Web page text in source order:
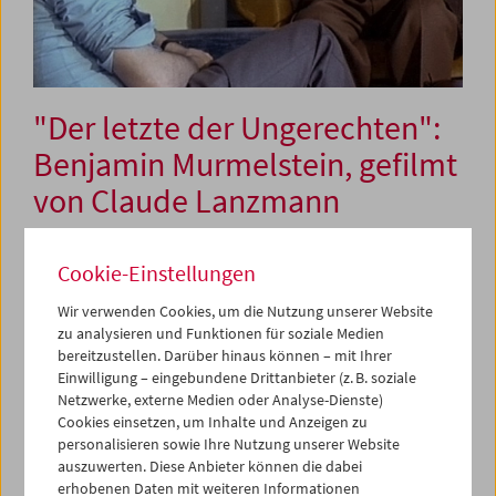
"Der letzte der Ungerechten":
Benjamin Murmelstein, gefilmt
von Claude Lanzmann
14. Oktober 2007
Ein außergewöhnliches, bisher nicht veröffentlichtes
Filmdokument aus dem Jahr 1975 erlebt im
Österreichischen Filmmuseum seine erste
Kinopräsentation. Der Filmemacher Claude Lanzmann
drehte im Zuge der Arbeit an seinem epochalen Werk
Shoahin Rom ein langes und beeindruckendes Gespräch
mit dem Wiener Rabbiner Benjamin Murmelstein (1905–
1989).
Cookie-Einstellungen
Wir verwenden Cookies, um die Nutzung unserer Website
zu analysieren und Funktionen für soziale Medien
bereitzustellen. Darüber hinaus können – mit Ihrer
Einwilligung – eingebundene Drittanbieter (z. B. soziale
Netzwerke, externe Medien oder Analyse-Dienste)
Cookies einsetzen, um Inhalte und Anzeigen zu
personalisieren sowie Ihre Nutzung unserer Website
auszuwerten. Diese Anbieter können die dabei
erhobenen Daten mit weiteren Informationen